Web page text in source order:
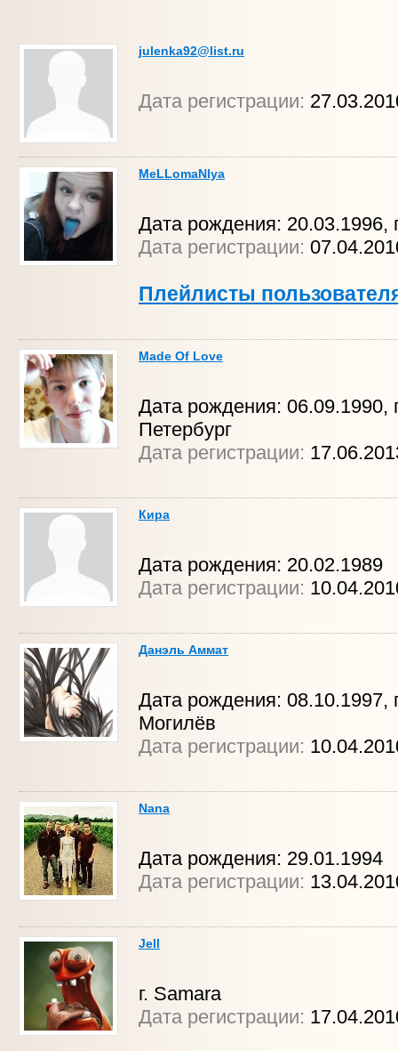
julenka92@list.ru
Дата регистрации:
MeLLomaNIya
Дата рождения: 20.03.1996,
Дата регистрации:
Плейлисты
Made Of Love
Дата рождения: 06.09.1990,
Петербург
Дата регистрации:
Кира
Дата рождения: 20.02.1989
Дата регистрации:
Данэль Аммат
Дата рождения: 08.10.1997,
Могилёв
Дата регистрации:
Nana
Дата рождения: 29.01.1994
Дата регистрации:
Jell
г. Samara
Дата регистрации: